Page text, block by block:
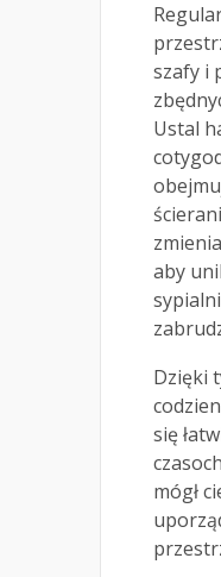
szafy i
Ustal
aby
Dzięki
się
mógł